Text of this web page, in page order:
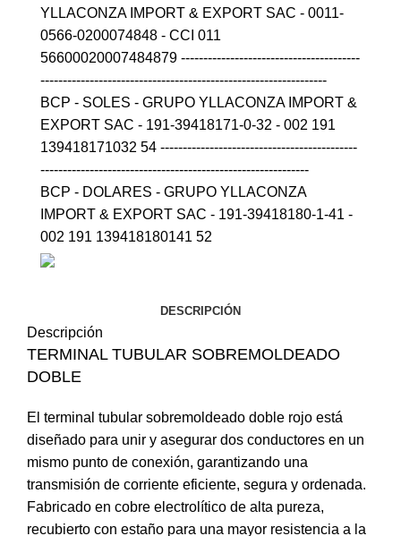
YLLACONZA IMPORT & EXPORT SAC - 0011-
0566-0200074848 - CCI 011
56600020007484879 ----------------------------------------
----------------------------------------------------------------
BCP - SOLES - GRUPO YLLACONZA IMPORT &
EXPORT SAC - 191-39418171-0-32 - 002 191
139418171032 54 --------------------------------------------
------------------------------------------------------------
BCP - DOLARES - GRUPO YLLACONZA
IMPORT & EXPORT SAC - 191-39418180-1-41 -
002 191 139418180141 52
DESCRIPCIÓN
Descripción
TERMINAL TUBULAR SOBREMOLDEADO
DOBLE
El terminal tubular sobremoldeado doble rojo está
diseñado para unir y asegurar dos conductores en un
mismo punto de conexión, garantizando una
transmisión de corriente eficiente, segura y ordenada.
Fabricado en cobre electrolítico de alta pureza,
recubierto con estaño para una mayor resistencia a la